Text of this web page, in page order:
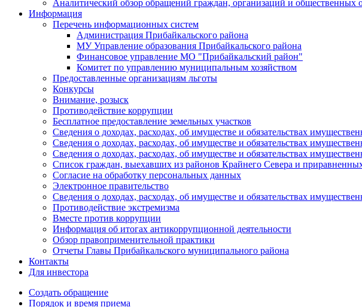
Аналитический обзор обращений граждан, организаций и
Информация
Перечень информационных систем
Администрация Прибайкальского района
МУ Управление образования Прибайкальского района
Финансовое управление МО "Прибайкальский район"
Комитет по управлению муниципальным хозяйством
Предоставленные организациям льготы
Конкурсы
Внимание, розыск
Противодействие коррупции
Бесплатное предоставление земельных участков
Сведения о доходах, расходах, об имуществе и обязательствах
Сведения о доходах, расходах, об имуществе и обязательствах
Сведения о доходах, расходах, об имуществе и обязательствах
Список граждан, выехавших из районов Крайнего Севера и
Согласие на обработку персональных данных
Электронное правительство
Сведения о доходах, расходах, об имуществе и обязательствах
Противодействие экстремизма
Вместе против коррупции
Информация об итогах антикоррупционной деятельности
Обзор правоприменительной практики
Отчеты Главы Прибайкальского муниципального района
Контакты
Для инвестора
Создать обращение
Порядок и время приема